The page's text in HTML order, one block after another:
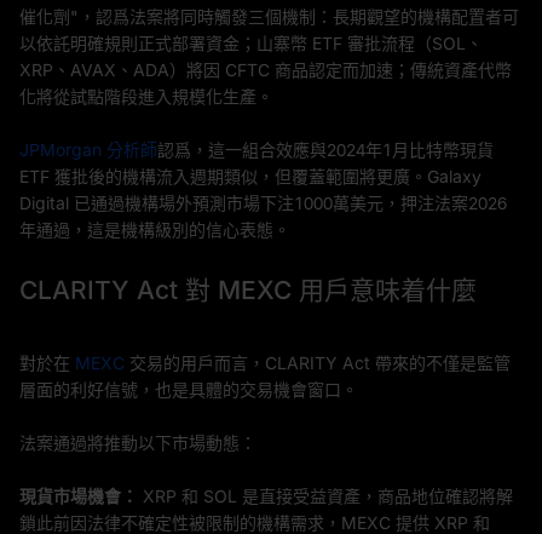
催化劑"，認爲法案將同時觸發三個機制：長期觀望的機構配置者可
以依託明確規則正式部署資金；山寨幣 ETF 審批流程（SOL、
XRP、AVAX、ADA）將因 CFTC 商品認定而加速；傳統資產代幣
化將從試點階段進入規模化生產。
JPMorgan 分析師認爲，這一組合效應與2024年1月比特幣現貨
ETF 獲批後的機構流入週期類似，但覆蓋範圍將更廣。Galaxy
Digital 已通過機構場外預測市場下注1000萬美元，押注法案2026
年通過，這是機構級別的信心表態。
CLARITY Act 對 MEXC 用戶意味着什麼
對於在 MEXC 交易的用戶而言，CLARITY Act 帶來的不僅是監管
層面的利好信號，也是具體的交易機會窗口。
法案通過將推動以下市場動態：
現貨市場機會： XRP 和 SOL 是直接受益資產，商品地位確認將解
鎖此前因法律不確定性被限制的機構需求，MEXC 提供 XRP 和